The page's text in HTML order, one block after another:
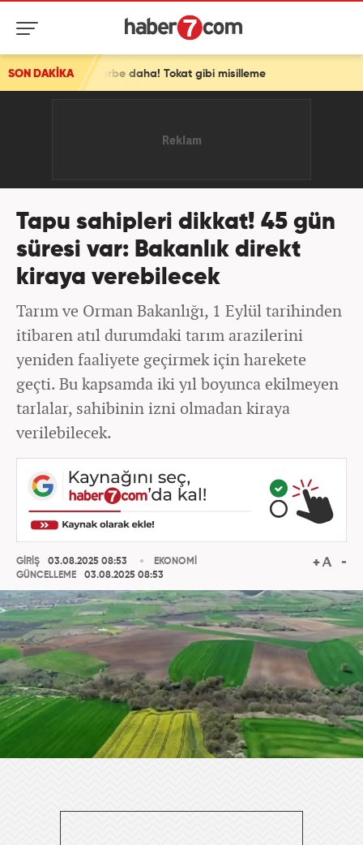
SON DAKİKA
darbe daha! Tokat gibi misilleme
Tapu sahipleri dikkat! 45 gün
süresi var: Bakanlık direkt
kiraya verebilecek
Tarım ve Orman Bakanlığı, 1 Eylül tarihinden
itibaren atıl durumdaki tarım arazilerini
yeniden faaliyete geçirmek için harekete
geçti. Bu kapsamda iki yıl boyunca ekilmeyen
tarlalar, sahibinin izni olmadan kiraya
verilebilecek.
GİRİŞ
03.08.2025 08:53
GÜNCELLEME
03.08.2025 08:53
EKONOMİ